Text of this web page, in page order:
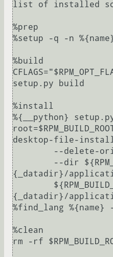
list of installed
%prep
%setup -q -n
%build
setup.py build
%install
%{__python}
desktop-file-
{_datadir}/
{_datadir}/
%find_lang %{name}
%clean
rm -rf